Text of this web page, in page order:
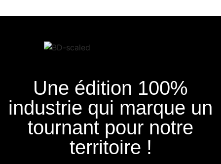
Une édition 100%
industrie qui marque un
tournant pour notre
territoire !